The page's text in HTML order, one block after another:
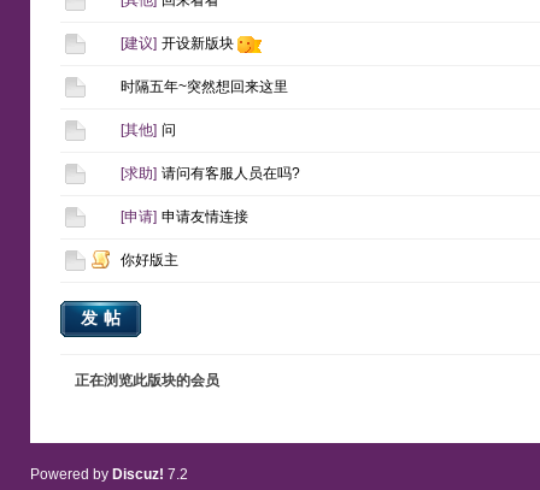
[建议] 开设新版块
时隔五年~突然想回来这里
[其他] 问
[求助] 请问有客服人员在吗?
[申请] 申请友情连接
你好版主
发帖
正在浏览此版块的会员
Powered by Discuz! 7.2